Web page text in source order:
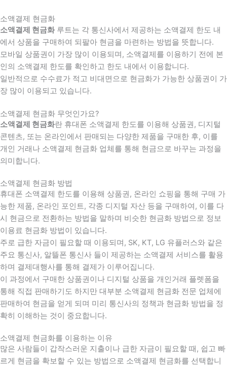
소액결제 현금화
소액결제 현금화루트는 각 통신사에서 제공하는 소액결제 한도 내
에서 상품을 구매하여 되팔아 현금을 마련하는 방법을 뜻합니다.
모바일 상품권이 가장 많이 이용되며, 소액결제를 이용하기 전에 본
인의 소액결제 한도를 확인하고 한도 내에서 이용합니다.
일반적으로 수수료가 적고 비대면으로 현금화가 가능한 상품권이 가
장 많이 이용되고 있습니다.
소액결제 현금화 무엇인가요?
소액결제 현금화란 휴대폰 소액결제 한도를 이용해 상품권, 디지털
콘텐츠, 또는 온라인에서 판매되는 다양한 제품을 구매한 후, 이를
개인 거래나 소액결제 현금화 업체를 통해 현금으로 바꾸는 과정을
의미합니다.
소액결제 현금화 방법
휴대폰 소액결제 한도를 이용해 상품권, 온라인 쇼핑을 통해 구매 가
능한 제품, 온라인 포인트, 각종 디지털 자산 등을 구매하여, 이를 다
시 현금으로 전환하는 방법을 말하며 비슷한 현금화 방법으로 정보
이용료 현금화 방법이 있습니다.
주로 급한 자금이 필요할 때 이용되며, SK, KT, LG 유플러스와 같은
주요 통신사, 알뜰폰 통신사 들이 제공하는 소액결제 서비스를 활용
하며 결제대행사를 통해 결제가 이루어집니다.
이 과정에서 구매한 상품권이나 디지털 상품을 개인거래 플렛폼을
통해 직접 판매하기도 하지만 대부분 소액결제 현금화 전문 업체에
판매하여 현금을 얻게 되며 미리 통신사의 정책과 현금화 방법을 정
확히 이해하는 것이 중요합니다.
소액결제 현금화를 이용하는 이유
많은 사람들이 갑작스러운 지출이나 급한 자금이 필요할 때 , 쉽고 빠
르게 현금을 확보할 수 있는 방법으로 소액결제 현금화를 선택합니